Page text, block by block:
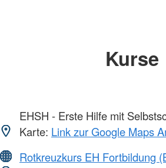
Kurse
EHSH - Erste Hilfe mit
Karte: Link zur Google Maps
Rotkreuzkurs EH Fortbildung